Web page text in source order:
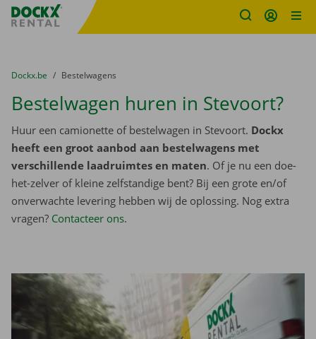
Fratello DEMO
U bevindt zich hier:
van
Dockx.be naar
Bestelwagens
Bestelwagen huren in Stevoort?
Huur een camionette of bestelwagen in Stevoort. Dockx
heeft een groot aanbod aan bestelwagens met
verschillende laadruimtes en maten. Of je nu een doe-
het-zelver of kleine zelfstandige bent? Bij een grote en/of
onverwachte levering hebben wij de oplossing. Nog extra
vragen? Contacteer ons.